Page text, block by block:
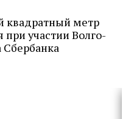
квадратный метр
при участии Волго-
Сбербанка